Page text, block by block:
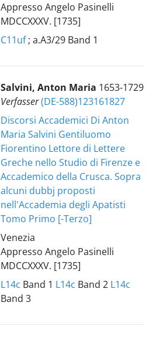
Appresso Angelo Pasinelli
MDCCXXXV. [1735]
C11uf; a.A3/29 Band 1
Salvini, Anton Maria 1653-1729
Verfasser(DE-588)123161827
Discorsi Accademici Di Anton
Maria Salvini Gentiluomo
Fiorentino Lettore di Lettere
Greche nello Studio di Firenze e
Accademico della Crusca. Sopra
alcuni dubbj proposti
nell'Accademia degli Apatisti
Tomo Primo [-Terzo]
Venezia
Appresso Angelo Pasinelli
MDCCXXXV. [1735]
L14c Band 1 L14c Band 2 L14c
Band 3